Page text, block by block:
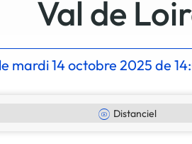
La promotion
Le Club
Je
Val de
le mardi 14 octobre 2025 de
Distanciel